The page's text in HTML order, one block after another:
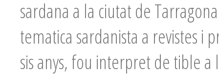
sardana a la ciutat de
tematica sardanista a revistes i
sis anys, fou interpret de tible